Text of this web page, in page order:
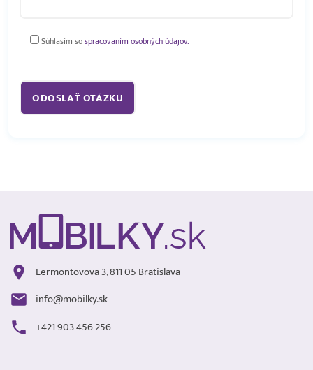
Súhlasím sospracovaním osobných údajov.
Lermontovova 3, 811 05 Bratislava
info@mobilky.sk
+421 903 456 256